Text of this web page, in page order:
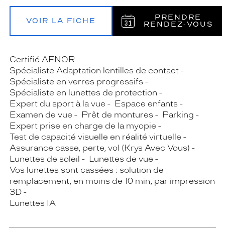
VOIR LA FICHE
PRENDRE
RENDEZ‑VOUS
Certifié AFNOR
Spécialiste Adaptation lentilles de contact
Spécialiste en verres progressifs
Spécialiste en lunettes de protection
Expert du sport à la vue
Espace enfants
Examen de vue
Prêt de montures
Parking
Expert prise en charge de la myopie
Test de capacité visuelle en réalité virtuelle
Assurance casse, perte, vol (Krys Avec Vous)
Lunettes de soleil
Lunettes de vue
Vos lunettes sont cassées : solution de
remplacement, en moins de 10 min, par impression
3D
Lunettes IA